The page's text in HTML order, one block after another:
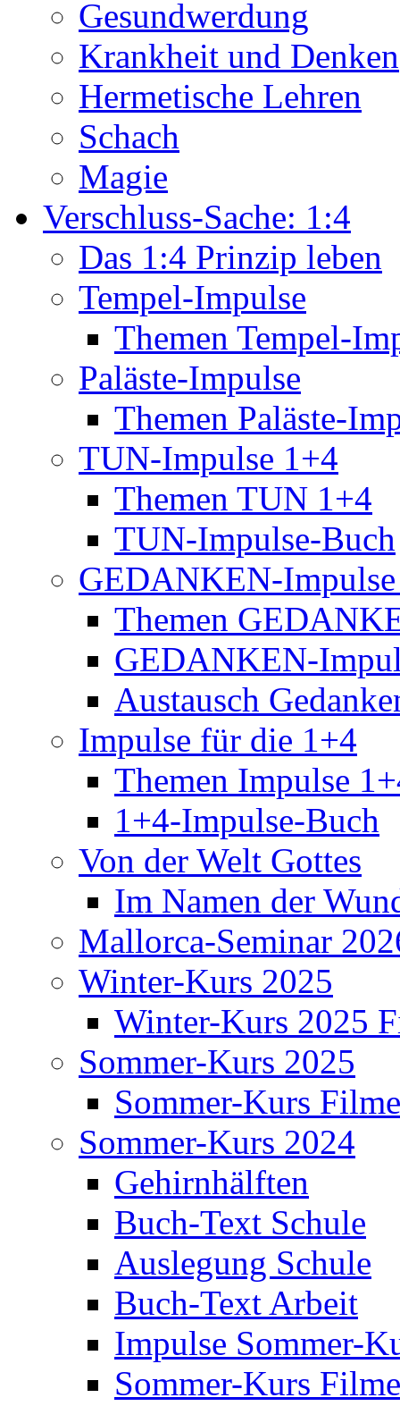
Gesundwerdung
Krankheit und Denken
Hermetische Lehren
Schach
Magie
Verschluss-Sache: 1:4
Das 1:4 Prinzip leben
Tempel-Impulse
Themen Tempel-
Paläste-Impulse
Themen Paläste-
TUN-Impulse 1+4
Themen TUN 1+4
TUN-Impulse-Buch
GEDANKEN-
Themen
GEDANKEN-
Austausch
Impulse für die 1+4
Themen Impulse
1+4-Impulse-Buch
Von der Welt Gottes
Im Namen der
Mallorca-Seminar
Winter-Kurs 2025
Winter-Kurs 2025
Sommer-Kurs 2025
Sommer-Kurs Filme
Sommer-Kurs 2024
Gehirnhälften
Buch-Text Schule
Auslegung Schule
Buch-Text Arbeit
Impulse Sommer-
Sommer-Kurs Filme